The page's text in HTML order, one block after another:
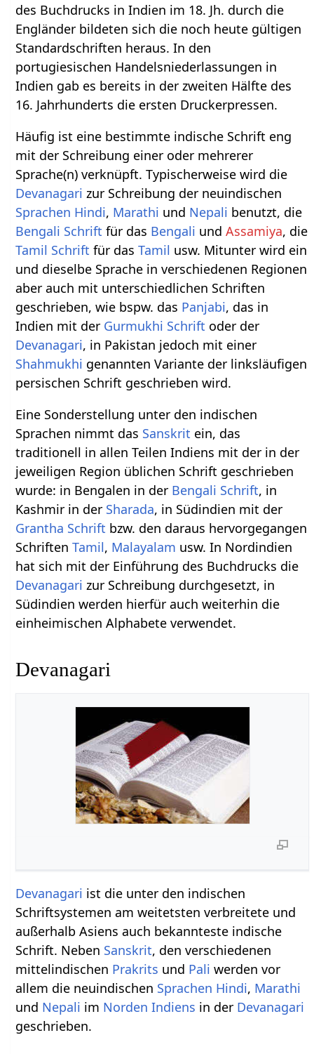
des Buchdrucks in Indien im 18. Jh. durch die
Engländer bildeten sich die noch heute gültigen
Standardschriften heraus. In den
portugiesischen Handelsniederlassungen in
Indien gab es bereits in der zweiten Hälfte des
16. Jahrhunderts die ersten Druckerpressen.
Häufig ist eine bestimmte indische Schrift eng
mit der Schreibung einer oder mehrerer
Sprache(n) verknüpft. Typischerweise wird die
Devanagari zur Schreibung der neuindischen
Sprachen Hindi, Marathi und Nepali benutzt, die
Bengali Schrift für das Bengali undAssamiya, die
Tamil Schrift für dasTamil usw. Mitunter wird ein
und dieselbe Sprache in verschiedenen Regionen
aber auch mit unterschiedlichen Schriften
geschrieben, wie bspw. das Panjabi, das in
Indien mit der Gurmukhi Schrift oder der
Devanagari, in Pakistan jedoch mit einer
Shahmukhi genannten Variante der linksläufigen
persischen Schrift geschrieben wird.
Eine Sonderstellung unter den indischen
Sprachen nimmt das Sanskrit ein, das
traditionell in allen Teilen Indiens mit der in der
jeweiligen Region üblichen Schrift geschrieben
wurde: in Bengalen in der Bengali Schrift, in
Kashmir in der Sharada, in Südindien mit der
Grantha Schrift bzw. den daraus hervorgegangen
SchriftenTamil, Malayalam usw. In Nordindien
hat sich mit der Einführung des Buchdrucks die
Devanagari zur Schreibung durchgesetzt, in
Südindien werden hierfür auch weiterhin die
einheimischen Alphabete verwendet.
Devanagari
Devanagari ist die unter den indischen
Schriftsystemen am weitetsten verbreitete und
außerhalb Asiens auch bekannteste indische
Schrift. Neben Sanskrit, den verschiedenen
mittelindischen Prakrits und Pali werden vor
allem die neuindischen Sprachen Hindi, Marathi
und Nepali im Norden Indiens in der Devanagari
geschrieben.